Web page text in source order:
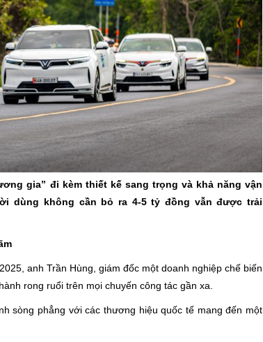
gia” đi kèm thiết kế sang trọng và khả năng vận
dùng không cần bỏ ra 4-5 tỷ đồng vẫn được trải
anh Trần Hùng, giám đốc một doanh nghiệp chế biến
rong ruổi trên mọi chuyến công tác gần xa.
sòng phẳng với các thương hiệu quốc tế mang đến một